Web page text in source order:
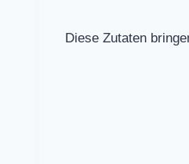
Diese Zutaten